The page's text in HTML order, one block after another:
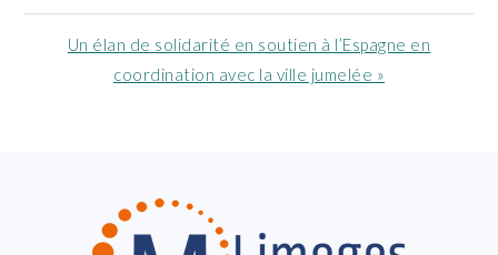
:
Article
suivant
Un élan de solidarité en soutien à l’Espagne en
coordination avec la ville jumelée »